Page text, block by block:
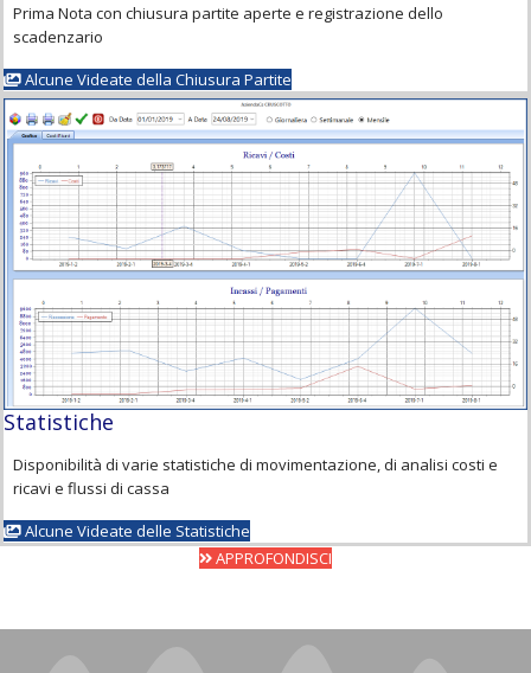
Prima Nota con chiusura partite aperte e registrazione dello
scadenzario
Alcune Videate della Chiusura Partite
Statistiche
Disponibilità di varie statistiche di movimentazione, di analisi costi e
ricavi e flussi di cassa
Alcune Videate delle Statistiche
APPROFONDISCI